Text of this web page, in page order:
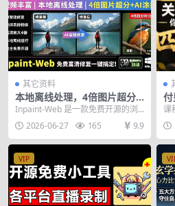
其它资料
本地离线处理，4倍图片超分+
AI涂抹去水印！ Github上热
门神器，免费高清修复图一键
搞定！Inpaint-Web
Inpaint-Web 是一款免费开源的浏
览器端图像修复与高清化工具，基
于 We...
2026-06-27 165 9.9
付
课
的
玄
VIP